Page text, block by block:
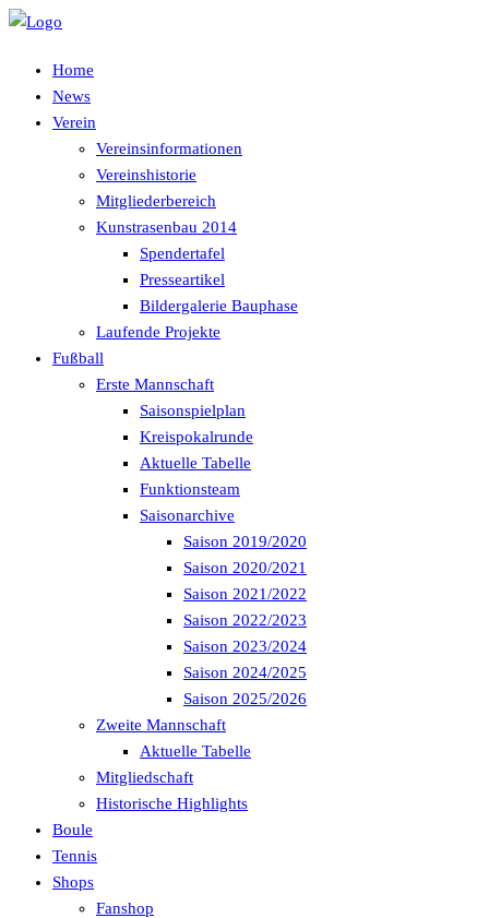
Home
News
Verein
Vereinsinformationen
Vereinshistorie
Mitgliederbereich
Kunstrasenbau 2014
Spendertafel
Presseartikel
Bildergalerie Bauphase
Laufende Projekte
Fußball
Erste Mannschaft
Saisonspielplan
Kreispokalrunde
Aktuelle Tabelle
Funktionsteam
Saisonarchive
Saison 2019/2020
Saison 2020/2021
Saison 2021/2022
Saison 2022/2023
Saison 2023/2024
Saison 2024/2025
Saison 2025/2026
Zweite Mannschaft
Aktuelle Tabelle
Mitgliedschaft
Historische Highlights
Boule
Tennis
Shops
Fanshop